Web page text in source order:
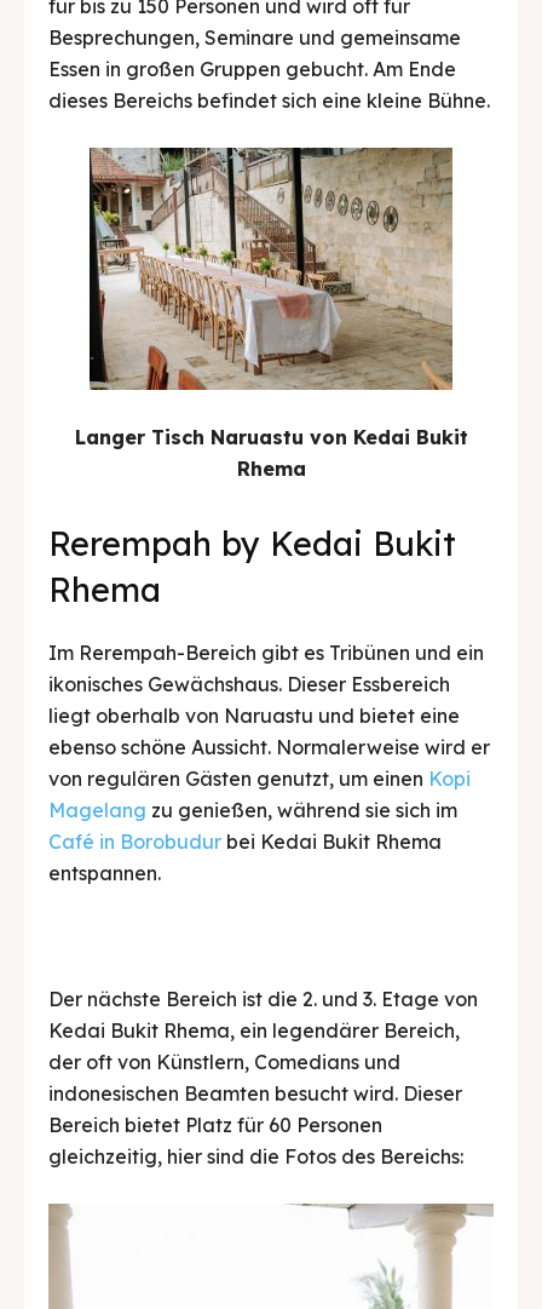
für bis zu 150 Personen und wird oft für
Besprechungen, Seminare und gemeinsame
Essen in großen Gruppen gebucht. Am Ende
dieses Bereichs befindet sich eine kleine Bühne.
Langer Tisch Naruastu von Kedai Bukit
Rhema
Rerempah by Kedai Bukit
Rhema
Im Rerempah-Bereich gibt es Tribünen und ein
ikonisches Gewächshaus. Dieser Essbereich
liegt oberhalb von Naruastu und bietet eine
ebenso schöne Aussicht. Normalerweise wird er
von regulären Gästen genutzt, um einen Kopi
Magelang zu genießen, während sie sich im
Café in Borobudur bei Kedai Bukit Rhema
entspannen.
Der nächste Bereich ist die 2. und 3. Etage von
Kedai Bukit Rhema, ein legendärer Bereich,
der oft von Künstlern, Comedians und
indonesischen Beamten besucht wird. Dieser
Bereich bietet Platz für 60 Personen
gleichzeitig, hier sind die Fotos des Bereichs: